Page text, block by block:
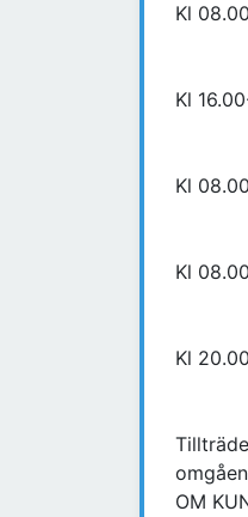
Kl
Kl
Kl
Kl
Kl
OM